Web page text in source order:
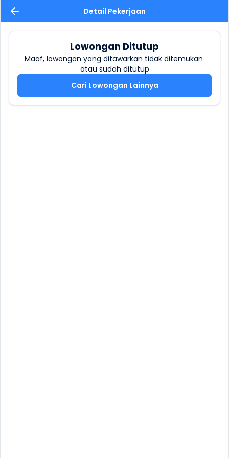
Detail Pekerjaan
Lowongan Ditutup
Maaf, lowongan yang ditawarkan tidak ditemukan
atau sudah ditutup
Cari Lowongan Lainnya